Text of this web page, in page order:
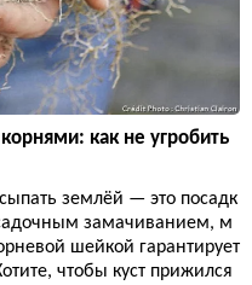
как не угробить
землёй — это посадк
замачиванием, м
шейкой гарантирует
чтобы куст прижился